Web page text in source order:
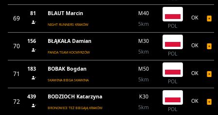
69
81 BLAUT Marcin
NIGHT RUNNERS KRAKÓW
M40
5km
POL
OK
70
156 BŁĄKAŁA Damian
PANDA TEAM KOCMYRZÓW
M30
5km
POL
OK
71
183 BOBAK Bogdan
SKAWINA BIEGA SKAWINA
M50
5km
POL
OK
72
439 BODZIOCH Katarzyna
BRONOWICE TEŻ BIEGAJĄ KRAKÓW
K30
5km
POL
OK